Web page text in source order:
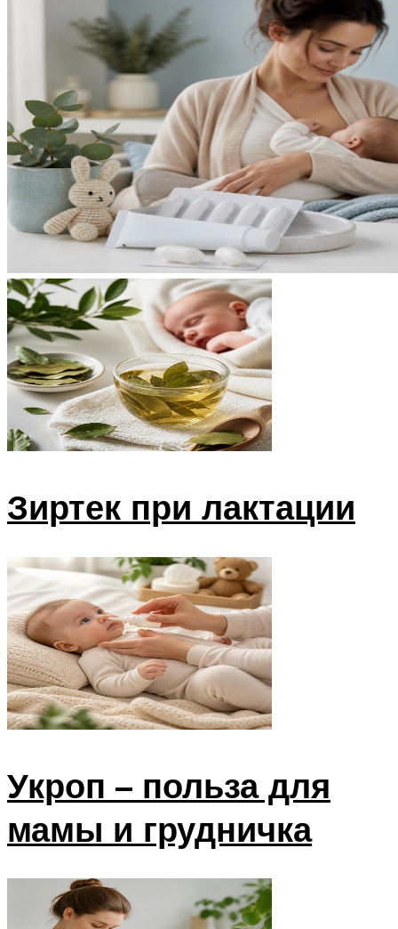
Зиртек при лактации
Укроп – польза для
мамы и грудничка